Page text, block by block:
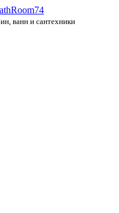
ванн и сантехники